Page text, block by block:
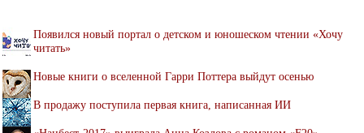
Появился новый портал о детском и юношеском чтении «Хочу
читать»
Новые книги о вселенной Гарри Поттера выйдут осенью
В продажу поступила первая книга, написанная ИИ